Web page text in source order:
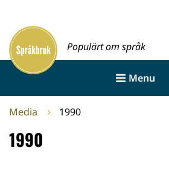
innehållet
Framsida
Populärt om språk
Menu
Media 1990
1990